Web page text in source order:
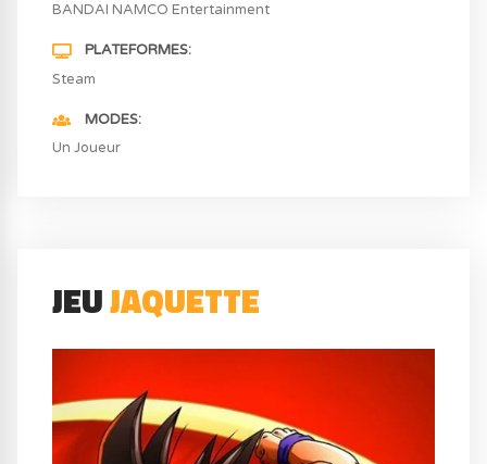
BANDAI NAMCO Entertainment
PLATEFORMES
Steam
MODES
Un Joueur
JEUJAQUETTE